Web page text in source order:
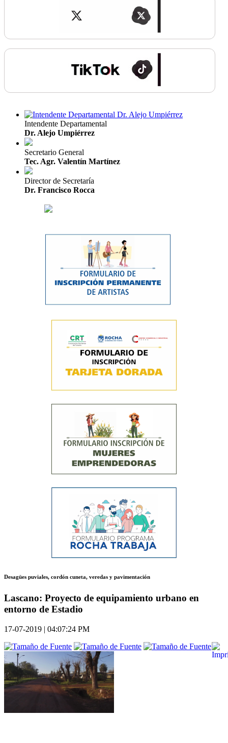
Intendente Departamental
Dr. Alejo Umpiérrez
Secretario General
Tec. Agr. Valentín Martínez
Director de Secretaría
Dr. Francisco Rocca
Desagües puviales, cordón cuneta, veredas y pavimentación
Lascano: Proyecto de equipamiento urbano en
entorno de Estadio
17-07-2019 | 04:07:24 PM